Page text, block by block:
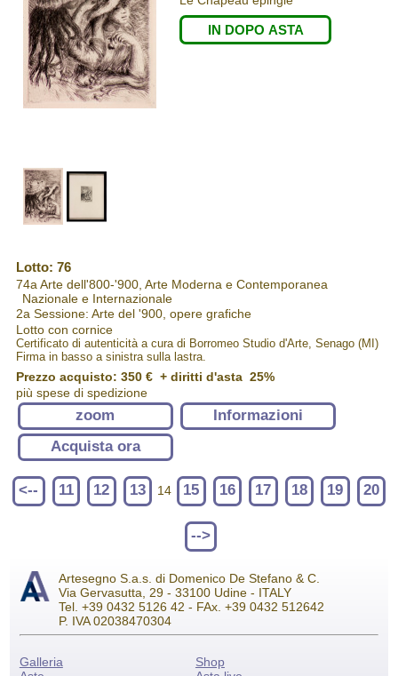
IN DOPO ASTA
Lotto: 76
74a Arte dell'800-'900, Arte Moderna e Contemporanea
Nazionale e Internazionale
2a Sessione: Arte del '900, opere grafiche
Lotto con cornice
Certificato di autenticità a cura di Borromeo Studio d'Arte, Senago (MI)
Firma in basso a sinistra sulla lastra.
Prezzo acquisto: 350 €+ diritti d'asta 25%
più spese di spedizione
zoom
Informazioni
Acquista ora
<-- 11 12 13 14 15 16 17 18 19 20
-->
Artesegno S.a.s. di Domenico De Stefano & C.
Via Gervasutta, 29 - 33100 Udine - ITALY
Tel. +39 0432 5126 42 - FAx. +39 0432 512642
P. IVA 02038470304
Galleria
Shop